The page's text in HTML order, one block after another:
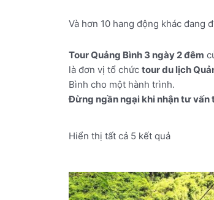
Và hơn 10 hang động khác đang
Tour Quảng Bình 3 ngày 2 đêm
là đơn vị tổ chức tour du lịch
Bình cho một hành trình.
Đừng ngần ngại khi nhận tư
Hiển thị tất cả 5 kết quả